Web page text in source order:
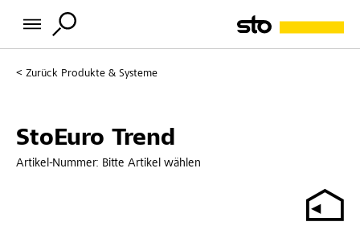
Zurück Produkte & Systeme
StoEuro Trend
Artikel-Nummer: Bitte Artikel wählen